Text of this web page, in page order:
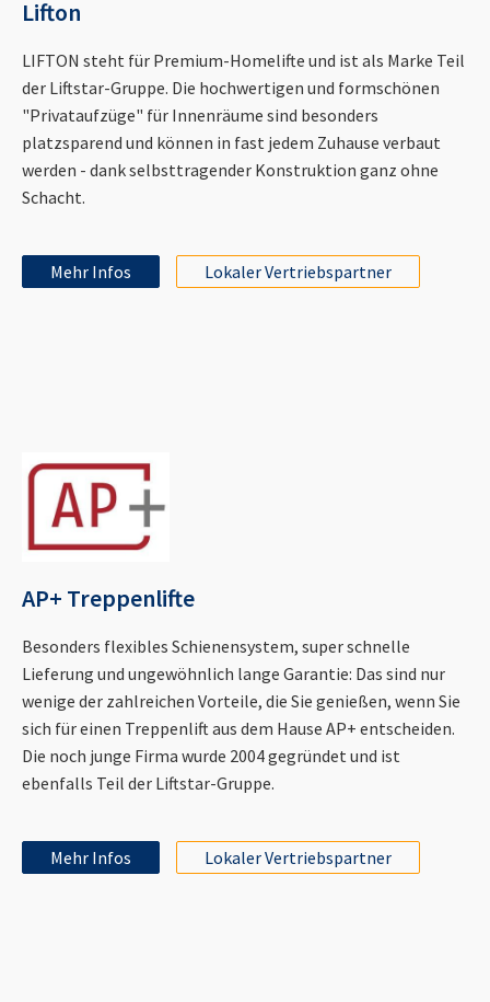
Lifton
LIFTON steht für Premium-Homelifte und ist als Marke Teil
der Liftstar-Gruppe. Die hochwertigen und formschönen
"Privataufzüge" für Innenräume sind besonders
platzsparend und können in fast jedem Zuhause verbaut
werden - dank selbsttragender Konstruktion ganz ohne
Schacht.
Mehr Infos Lokaler Vertriebspartner
AP+ Treppenlifte
Besonders flexibles Schienensystem, super schnelle
Lieferung und ungewöhnlich lange Garantie: Das sind nur
wenige der zahlreichen Vorteile, die Sie genießen, wenn Sie
sich für einen Treppenlift aus dem Hause AP+ entscheiden.
Die noch junge Firma wurde 2004 gegründet und ist
ebenfalls Teil der Liftstar-Gruppe.
Mehr Infos Lokaler Vertriebspartner